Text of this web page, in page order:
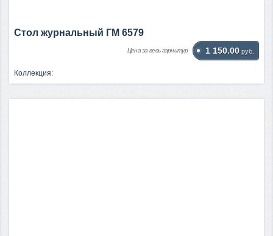
Стол журнальный ГМ 6579
Цена за весь гарнитур 1 150.00 руб.
Коллекция: